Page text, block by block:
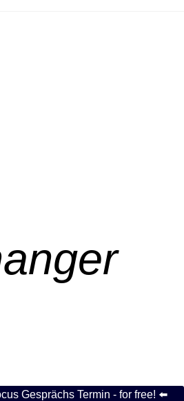
Gesprächs Termin - for free! ⬅️